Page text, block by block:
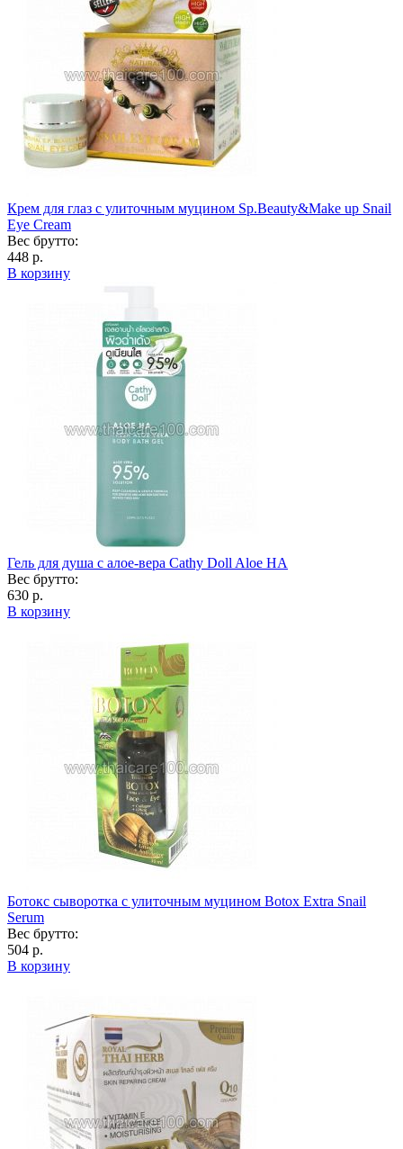
Крем для глаз с улиточным муцином Sp.Beauty&Make up Snail
Eye Cream
Вес брутто:
448 р.
В корзину
Гель для душа с алое-вера Cathy Doll Aloe HA
Вес брутто:
630 р.
В корзину
Ботокс сыворотка с улиточным муцином Botox Extra Snail
Serum
Вес брутто:
504 р.
В корзину